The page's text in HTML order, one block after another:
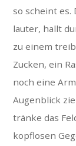
so scheint es.
lauter, hallt
zu einem
Zucken, ein
noch eine
Augenblick
tränke das
kopflosen